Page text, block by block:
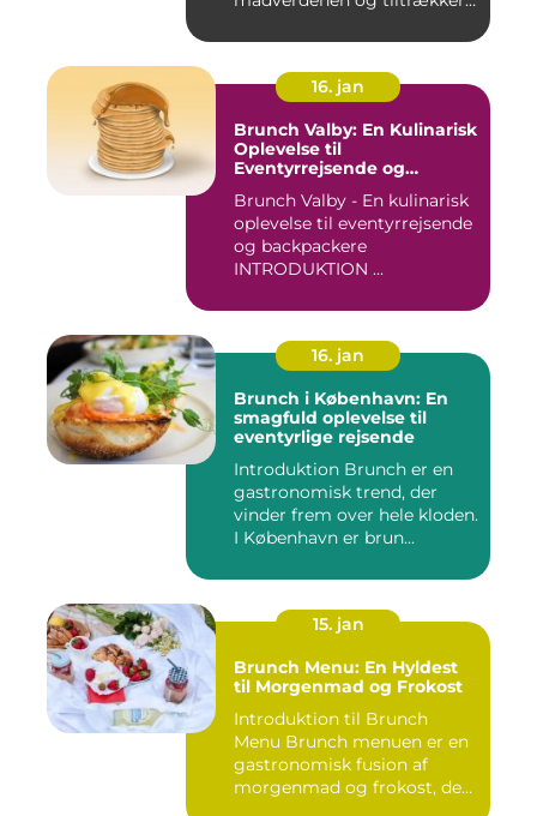
16. jan
Brunch Valby: En Kulinarisk
Oplevelse til
Eventyrrejsende og
Brunch Valby - En kulinarisk
oplevelse til eventyrrejsende
og backpackere
INTRODUKTION ...
16. jan
Brunch i København: En
smagfuld oplevelse til
eventyrlige rejsende
Introduktion Brunch er en
gastronomisk trend, der
vinder frem over hele kloden.
I København er brun...
15. jan
Brunch Menu: En Hyldest
til Morgenmad og Frokost
Introduktion til Brunch
Menu Brunch menuen er en
gastronomisk fusion af
morgenmad og frokost, der